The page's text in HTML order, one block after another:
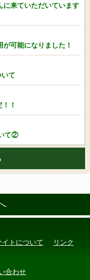
に来ていただいています
可能になりました！
て
！
て②
イトについて リンク
合わせ